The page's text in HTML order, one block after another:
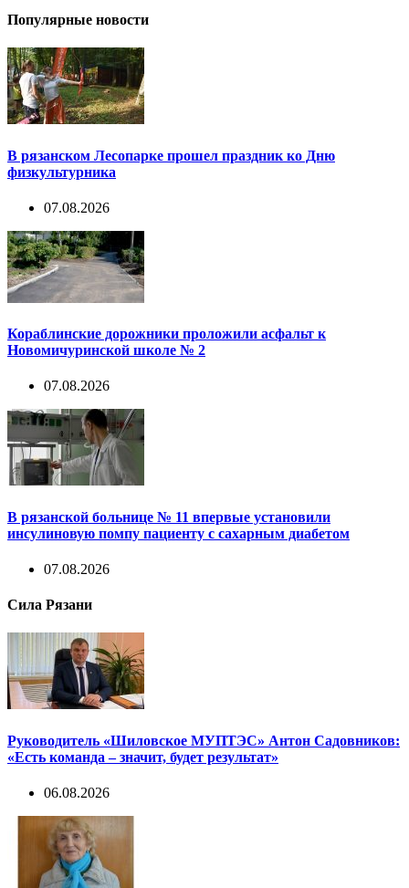
Популярные новости
В рязанском Лесопарке прошел праздник ко Дню
физкультурника
07.08.2026
Кораблинские дорожники проложили асфальт к
Новомичуринской школе № 2
07.08.2026
В рязанской больнице № 11 впервые установили
инсулиновую помпу пациенту с сахарным диабетом
07.08.2026
Сила Рязани
Руководитель «Шиловское МУПТЭС» Антон Садовников:
«Есть команда – значит, будет результат»
06.08.2026